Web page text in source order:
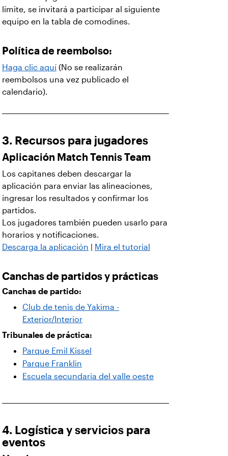
límite, se invitará a participar al siguiente
equipo en la tabla de comodines.
Política de reembolso:
Haga clic aquí (No se realizarán
reembolsos una vez publicado el
calendario).
3. Recursos para jugadores
Aplicación Match Tennis Team
Los capitanes deben descargar la
aplicación para enviar las alineaciones,
ingresar los resultados y confirmar los
partidos.
Los jugadores también pueden usarlo para
horarios y notificaciones.
Descarga la aplicación
Mira el tutorial
Canchas de partidos y prácticas
Canchas de partido:
Club de tenis de Yakima -
Exterior/Interior
Tribunales de práctica:
Parque Emil Kissel
Parque Franklin
Escuela secundaria del valle oeste
4. Logística y servicios para
eventos